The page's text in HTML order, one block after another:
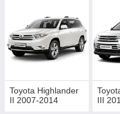
а також ТСУ світово
Bosal, Thule (Brink),
Усі причіпні
Toyota Highlander
II 2007-2014
III